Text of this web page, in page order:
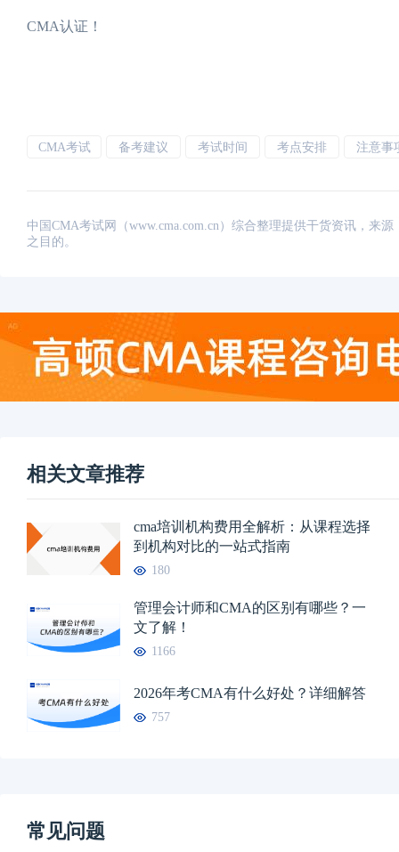
CMA认证！
CMA考试 备考建议 考试时间 考点安排 注意事
中国CMA考试网（www.cma.com.cn）综合整理提供干货资讯，来
之目的。
相关文章推荐
cma培训机构费用全解析：从课程选择
到机构对比的一站式指南
180
管理会计师和CMA的区别有哪些？一
文了解！
1166
2026年考CMA有什么好处？详细解答
757
常见问题